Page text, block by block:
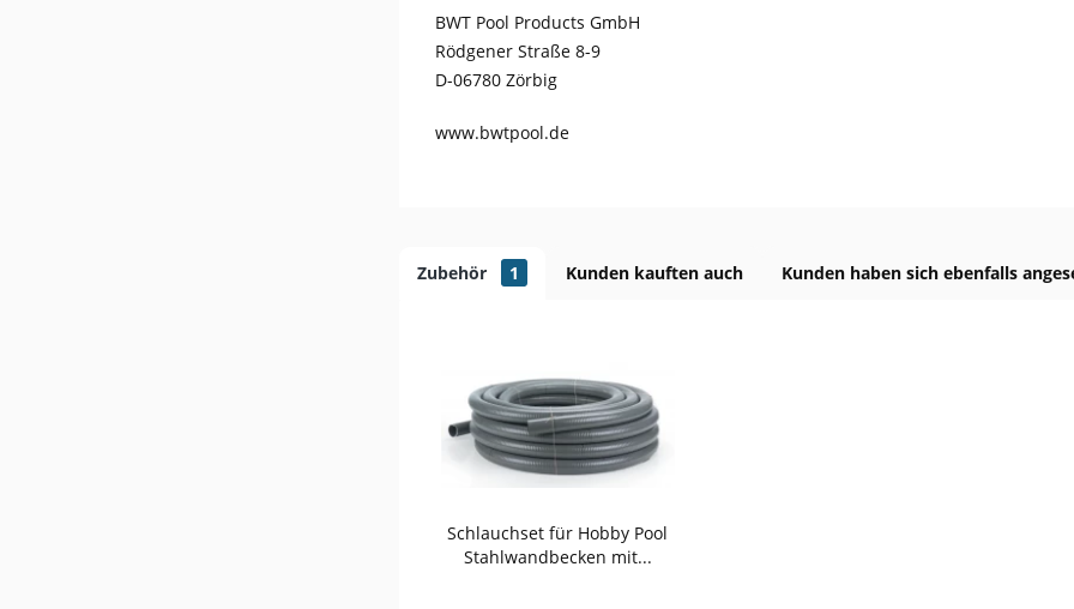
BWT Pool Products GmbH
Rödgener Straße 8-9
D-06780 Zörbig
www.bwtpool.de
Zubehör 1 Kunden kauften auch Kunden haben sich ebenfalls
Schlauchset für Hobby Pool
Stahlwandbecken mit...